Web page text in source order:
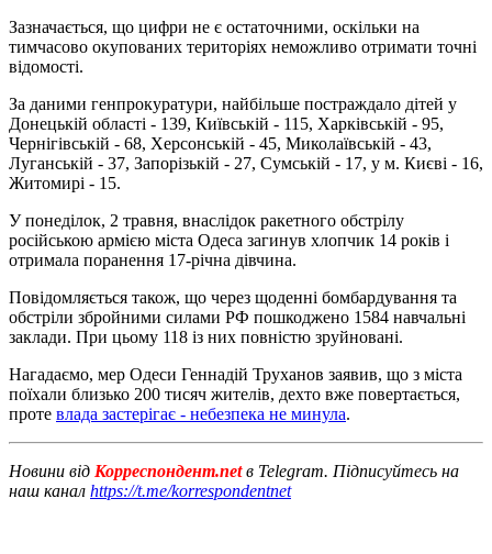
Зазначається, що цифри не є остаточними, оскільки на
тимчасово окупованих територіях неможливо отримати точні
відомості.
За даними генпрокуратури, найбільше постраждало дітей у
Донецькій області - 139, Київській - 115, Харківській - 95,
Чернігівській - 68, Херсонській - 45, Миколаївській - 43,
Луганській - 37, Запорізькій - 27, Сумській - 17, у м. Києві - 16,
Житомирі - 15.
У понеділок, 2 травня, внаслідок ракетного обстрілу
російською армією міста Одеса загинув хлопчик 14 років і
отримала поранення 17-річна дівчина.
Повідомляється також, що через щоденні бомбардування та
обстріли збройними силами РФ пошкоджено 1584 навчальні
заклади. При цьому 118 із них повністю зруйновані.
Нагадаємо, мер Одеси Геннадій Труханов заявив, що з міста
поїхали близько 200 тисяч жителів, дехто вже повертається,
проте влада застерігає - небезпека не минула.
Новини від Корреспондент.netв Telegram. Підписуйтесь на
наш канал https://t.me/korrespondentnet